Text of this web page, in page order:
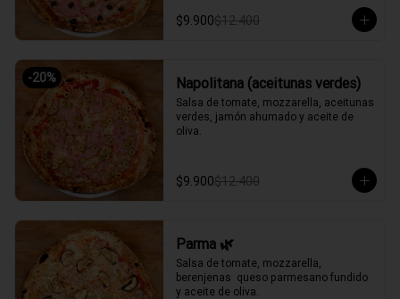
$9.900$12.400
-20% Napolitana (aceitunas verdes)
Salsa de tomate, mozzarella, aceitunas
verdes, jamón ahumado y aceite de
oliva.
$9.900$12.400
Parma 🌿
Salsa de tomate, mozzarella,
berenjenas  queso parmesano fundido
y aceite de oliva.